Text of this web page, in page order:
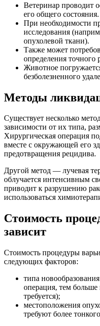
Ветеринар проводит
его общего состояния.
При необходимости
исследования
опухолевой ткани).
Также может
определения точного
Животное
безболезненного
Методы
Существует несколько
зависимости от их типа,
Хирургическая операция
вместе с окружающей его
предотвращения рецидива.
Другой метод — лучевая
облучается интенсивным
приводит к разрушению
использоваться
Стоимость
зависит
Стоимость процедуры
следующих факторов:
типа
операция, тем больше
требуется);
местоположения
требуют более